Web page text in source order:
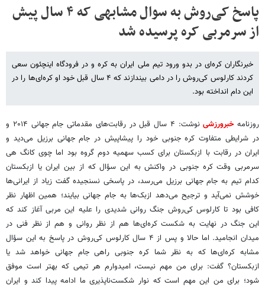
پاسخ کی‌روش به سوال مشابهی که ۴ سال پیش
از سرمربی کره پرسیده شد
خبرنگاران کره‌ای در بدو ورود تیم ملی ایران به کره و در فرودگاه اینچئون سعی
کردند کارلوس کی‌روش را در دامی‌ بیندازند که ۴ سال قبل خود او کره‌ای‌ها را در
این دام انداخته بود.
روزنامهخبرورزشی
نوشت: ۴ سال قبل در رقابت‌های مقدماتی جام جهانی ۲۰۱۴ و
در شرایطی متفاوت کره‌ جنوبی خود را پیشاپیش در جام جهانی برزیل می‌دید و
ایران در رقابت‌ با ازبکستان برای کسب سهمیه دوم گروه بود اما چوی کانگ هی
سرمربی وقت کره ‌جنوبی در واکنش به این سؤال که از بین ایران یا ازبکستان
کدام تیم به جام جهانی برزیل می‌رسد، در پاسخی نسنجیده گفت زیاد از ایرانی‌ها
خوشش نمی‌آید و ترجیح می‌دهد ازبک‌ها به جام جهانی بیایند؛ همین اظهار نظر
کافی بود تا کارلوس کی‌روش جنگ روانی شدیدی را علیه این مربی آغاز کند که
این جنگ در نهایت به شکست کره‌ای‌ها هم از نظر روانی و هم از نظر فنی در
میدان انجامید. اما حالا و پس از ۴ سال کارلوس کی‌روش در پاسخ به این سؤال
مشابه کره‌ای‌ها که به نظر شما کره ‌جنوبی راهی جام جهانی خواهد شد یا
ازبکستان؟ گفت: برای من مهم نیست، امیدوارم هر تیمی که بهتر است موفق
شود؛ برای من این مهم است که نوار شکست‌ناپذیری ما ادامه پیدا کند و ایران